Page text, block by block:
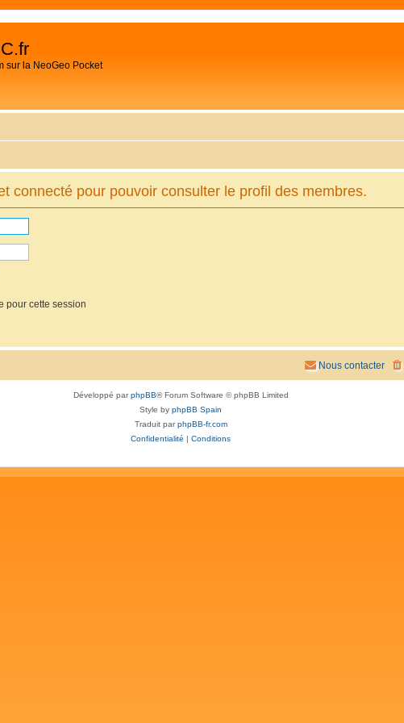
sur la NeoGeo Pocket
connecté pour pouvoir consulter le profil des membres.
pour cette session
Nous contacter
Développé parphpBB® Forum Software © phpBB Limited
Style by phpBB Spain
Traduit parphpBB-fr.com
Confidentialité
Conditions